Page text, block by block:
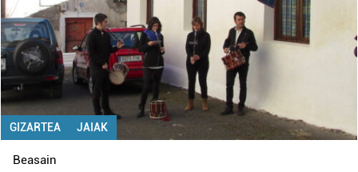
GIZARTEA JAIAK
Beasain